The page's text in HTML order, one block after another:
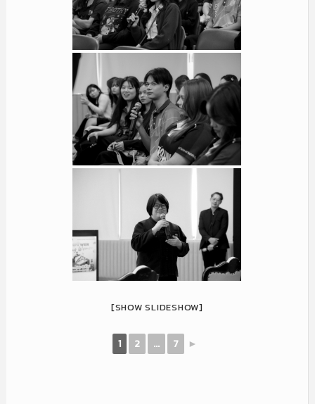
[SHOW SLIDESHOW]
1 2 ... 7 ►